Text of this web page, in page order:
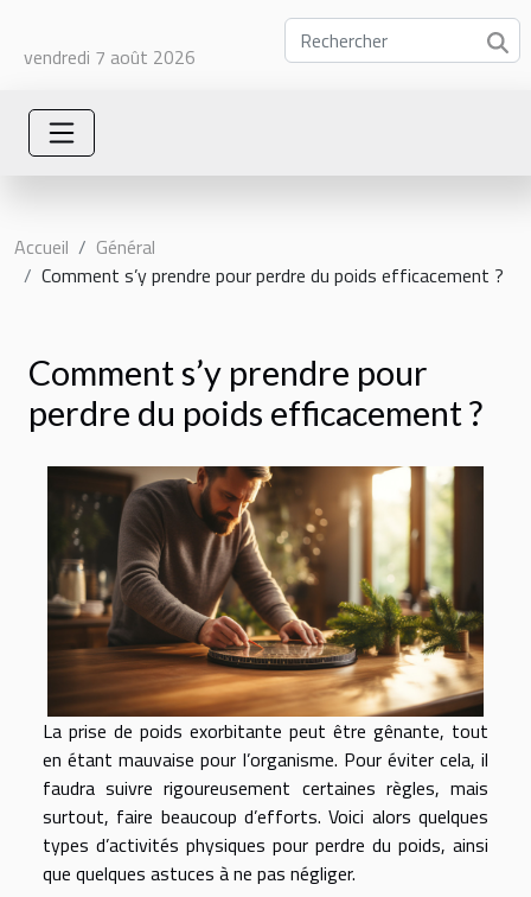
vendredi 7 août 2026
Accueil
Général
Comment s’y prendre pour perdre du poids efficacement ?
Comment s’y prendre pour
perdre du poids efficacement ?
La prise de poids exorbitante peut être gênante, tout
en étant mauvaise pour l’organisme. Pour éviter cela, il
faudra suivre rigoureusement certaines règles, mais
surtout, faire beaucoup d’efforts. Voici alors quelques
types d’activités physiques pour perdre du poids, ainsi
que quelques astuces à ne pas négliger.